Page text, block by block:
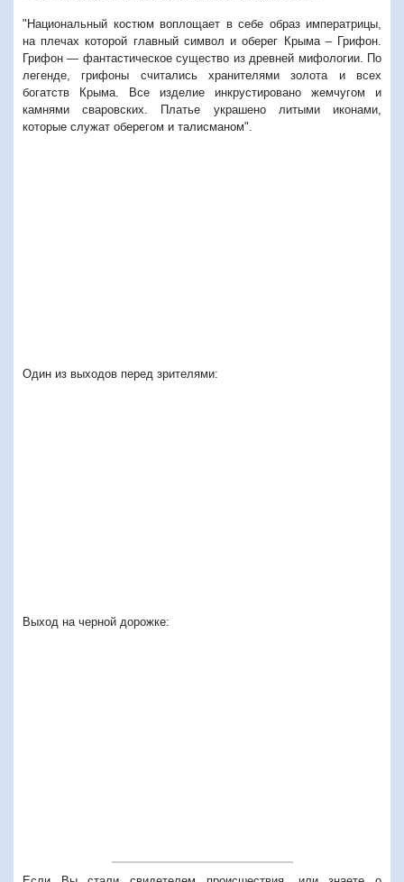
"Национальный костюм воплощает в себе образ императрицы,
на плечах которой главный символ и оберег Крыма – Грифон.
Грифон — фантастическое существо из древней мифологии. По
легенде, грифоны считались хранителями золота и всех
богатств Крыма. Все изделие инкрустировано жемчугом и
камнями сваровских. Платье украшено литыми иконами,
которые служат оберегом и талисманом".
Один из выходов перед зрителями:
Выход на черной дорожке: